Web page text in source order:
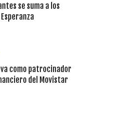
se suma a los
como patrocinador
del Movistar